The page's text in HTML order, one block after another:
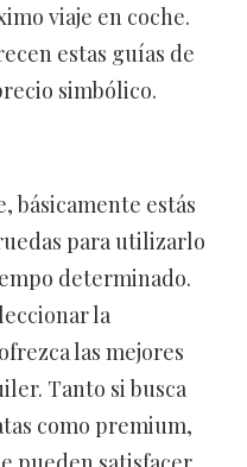
viaje en coche.
estas guías de
simbólico.
básicamente estás
para utilizarlo
determinado.
la
las mejores
Tanto si busca
como premium,